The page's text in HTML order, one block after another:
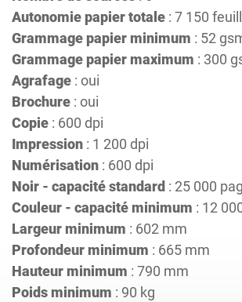
Autonomie papier totale : 7 150
Grammage papier minimum : 52
Grammage papier maximum : 300
Agrafage : oui
Brochure : oui
Copie : 600 dpi
Impression : 1 200 dpi
Numérisation : 600 dpi
Noir - capacité standard : 25 000
Couleur - capacité minimum : 12
Largeur minimum : 602 mm
Profondeur minimum : 665 mm
Hauteur minimum : 790 mm
Poids minimum : 90 kg